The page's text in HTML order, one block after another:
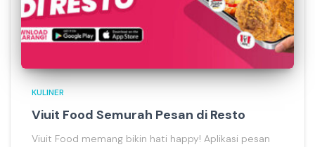
KULINER
Viuit Food Semurah Pesan di Resto
Viuit Food memang bikin hati happy! Aplikasi pesan